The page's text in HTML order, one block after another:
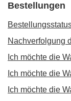
Bestellungen
Nachverfolgung
Ich möchte die
Ich möchte die
Ich möchte die